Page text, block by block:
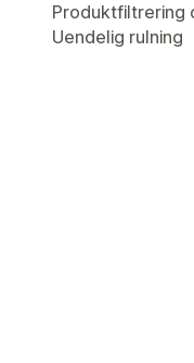
Produktfiltrering
Uendelig rulning